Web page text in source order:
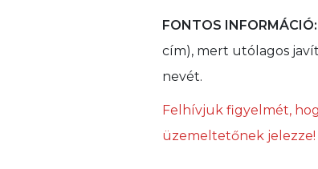
FONTOS INFORMÁCIÓ:
cím), mert utólagos
nevét.
Felhívjuk figyelmét,
üzemeltetőnek jelezze!